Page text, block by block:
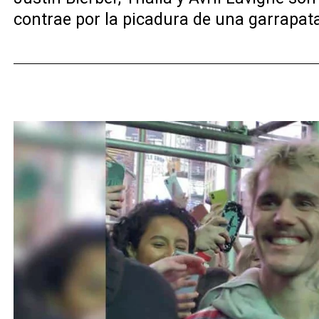
contrae por la picadura de una